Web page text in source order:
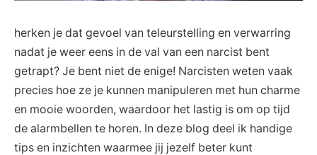
herken je dat gevoel van teleurstelling en verwarring
nadat je weer eens in⁤ de ⁣val van een ‍narcist bent​
getrapt? Je bent niet ⁤de enige! Narcisten weten vaak​
precies hoe ‌ze je kunnen manipuleren met ‌hun charme
en‍ mooie⁢ woorden, ‌waardoor het lastig ⁢is om op tijd
de⁣ alarmbellen te horen. In deze blog deel ik handige
tips en inzichten waarmee⁣ jij jezelf beter kunt